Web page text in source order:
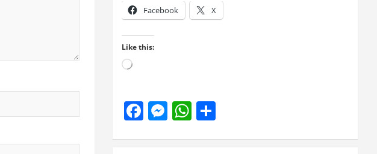
Facebook X
Like this:
Loading…
F
M W